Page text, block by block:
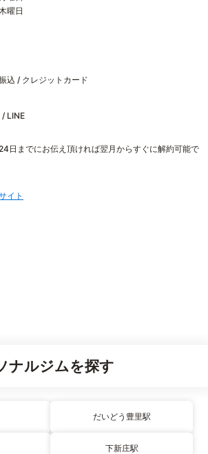
曜日
込 / クレジットカード
LINE
日までにお伝え頂ければ翌月からすぐに解約可能で
イト
ナルジムを探す
だいどう豊里駅
下新庄駅